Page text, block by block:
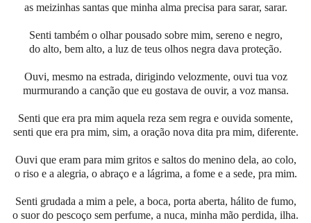
as meizinhas santas que minha alma precisa para sarar, sarar.
Senti também o olhar pousado sobre mim, sereno e negro,
do alto, bem alto, a luz de teus olhos negra dava proteção.
Ouvi, mesmo na estrada, dirigindo velozmente, ouvi tua voz
murmurando a canção que eu gostava de ouvir, a voz mansa.
Senti que era pra mim aquela reza sem regra e ouvida somente,
senti que era pra mim, sim, a oração nova dita pra mim, diferente.
Ouvi que eram para mim gritos e saltos do menino dela, ao colo,
o riso e a alegria, o abraço e a lágrima, a fome e a sede, pra mim.
Senti grudada a mim a pele, a boca, porta aberta, hálito de fumo,
o suor do pescoço sem perfume, a nuca, minha mão perdida, ilha.